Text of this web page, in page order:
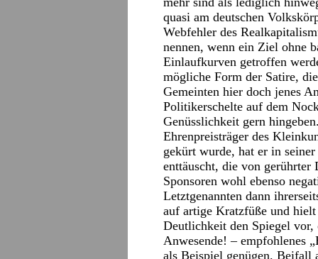
quasi am deutschen
Webfehler des
nennen, wenn ein Ziel ohne
Einlaufkurven getroffen
mögliche Form der Satire,
Gemeinten hier doch jenes
Politikerschelte auf dem
Genüsslichkeit gern
Ehrenpreisträger des
gekürt wurde, hat er in
enttäuscht, die von gerührter
Sponsoren wohl ebenso
Letztgenannten dann
auf artige Kratzfüße und
Deutlichkeit den Spiegel
Anwesende! – empfohlenes
als Beispiel genügen. Beifall